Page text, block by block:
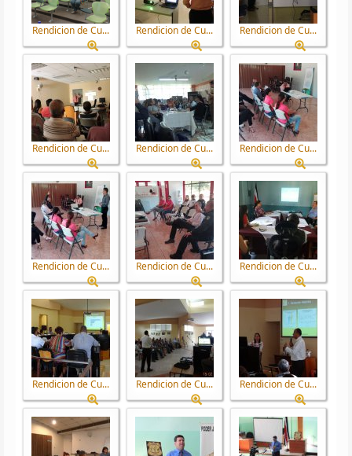
Rendicion de Cu... Rendicion de Cu... Rendicion de Cu...
Rendicion de Cu... Rendicion de Cu... Rendicion de Cu...
Rendicion de Cu... Rendicion de Cu... Rendicion de Cu...
Rendicion de Cu... Rendicion de Cu... Rendicion de Cu...